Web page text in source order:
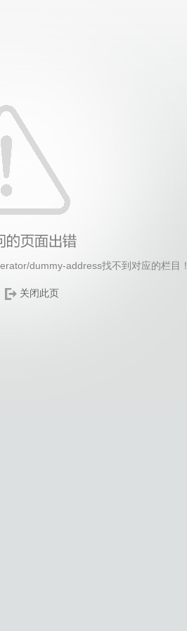
dummy-address找不到对应的栏目！
关闭此页